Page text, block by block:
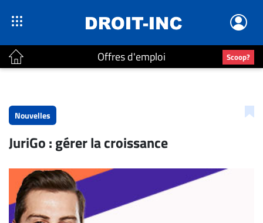
Offres d'emploi Scoop?
Accueil
Continu
Bureaux
Conseillers
Juridiques
Nouvelles
JuriGo : gérer la croissance